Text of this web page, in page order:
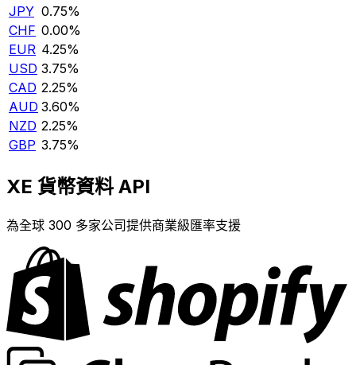
JPY 0.75%
CHF 0.00%
EUR 4.25%
USD 3.75%
CAD 2.25%
AUD 3.60%
NZD 2.25%
GBP 3.75%
XE 貨幣資料 API
為全球 300 多家公司提供商業級匯率支援